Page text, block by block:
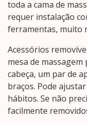
toda a cama de
requer instalação
ferramentas, muito
Acessórios
mesa de
cabeça, um par de
braços. Pode
hábitos. Se não
facilmente